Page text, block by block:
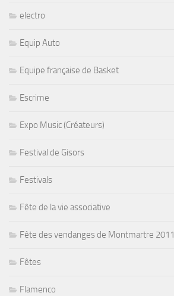
electro
Equip Auto
Equipe française de Basket
Escrime
Expo Music (Créateurs)
Festival de Gisors
Festivals
Fête de la vie associative
Fête des vendanges de Montmartre 2011
Fêtes
Flamenco